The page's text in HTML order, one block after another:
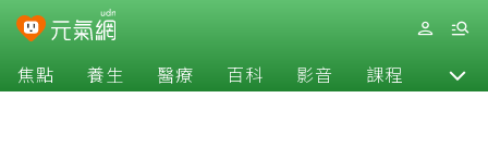
焦點 養生 醫療 百科 影音 課程 退休